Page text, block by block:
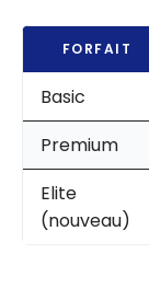
FORFAIT
Basic
Premium
Elite
(nouveau)